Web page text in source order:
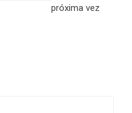
próxima vez